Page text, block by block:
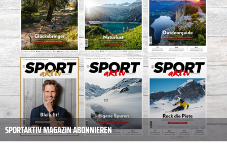
SPORTAKTIV MAGAZIN ABONNIEREN